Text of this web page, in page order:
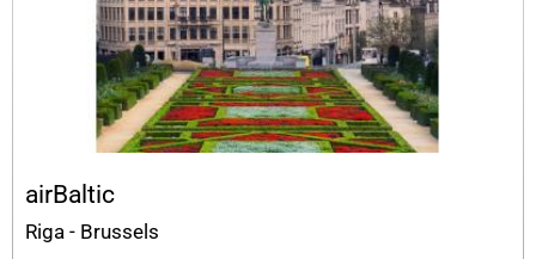
airBaltic
Riga - Brussels